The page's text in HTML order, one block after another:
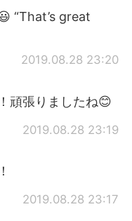
“That’s great
2019.08.28 23:20
頑張りましたね😊
2019.08.28 23:19
2019.08.28 23:17